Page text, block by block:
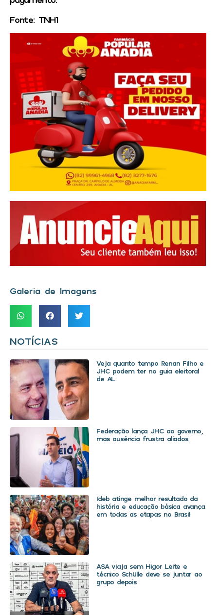
Fonte: TNH1
Galeria de Imagens
NOTÍCIAS
Veja quanto tempo Renan Filho e
JHC podem ter no guia eleitoral
de AL
Federação lança JHC ao governo,
mas ausência frustra aliados
Ideb atinge melhor resultado da
história e educação básica avança
em todas as etapas no Brasil
ASA viaja sem Higor Leite e
técnico Schülle deve se juntar ao
grupo depois